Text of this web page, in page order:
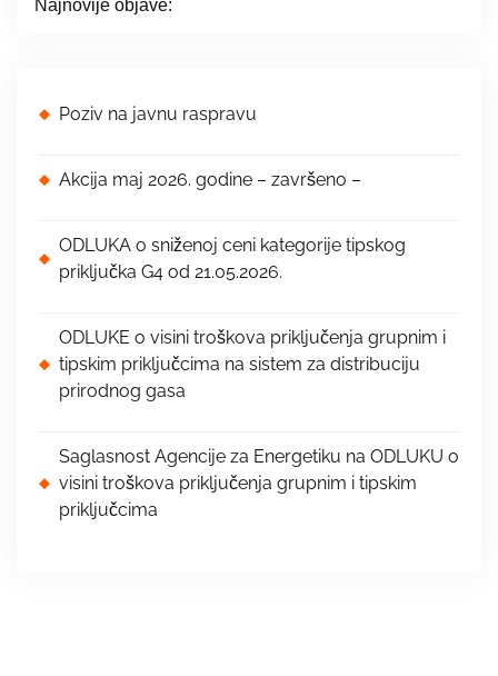
Najnovije objave:
Poziv na javnu raspravu
Akcija maj 2026. godine – završeno –
ODLUKA o sniženoj ceni kategorije tipskog
priključka G4 od 21.05.2026.
ODLUKE o visini troškova priključenja grupnim i
tipskim priključcima na sistem za distribuciju
prirodnog gasa
Saglasnost Agencije za Energetiku na ODLUKU o
visini troškova priključenja grupnim i tipskim
priključcima